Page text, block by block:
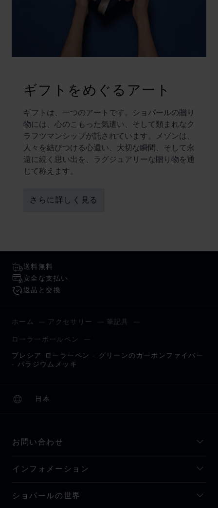
ギフトをめぐるアート
ギフトは、一つのアートです。ショパールの贈り
物には、心のこもった気遣い、そして類まれなク
ラフツマンシップが託されています。メゾンは、
人々を結びつける心遣い、大切な瞬間、そして永
遠に続く思い出を、ラグジュアリーな贈り物を通
じて称えます。
さらに詳しく見る
送料無料
安全な支払い
返品と交換
ホーム アクセサリー 筆記具
ローラーボールペン
ブレシア ローラーペン - グリーンのカーボンファイバー
- パラジウムメッキ
日本
ローカリゼーション (国の変更)
国の変更
お問い合わせ
インフォメーション
ショパールの世界